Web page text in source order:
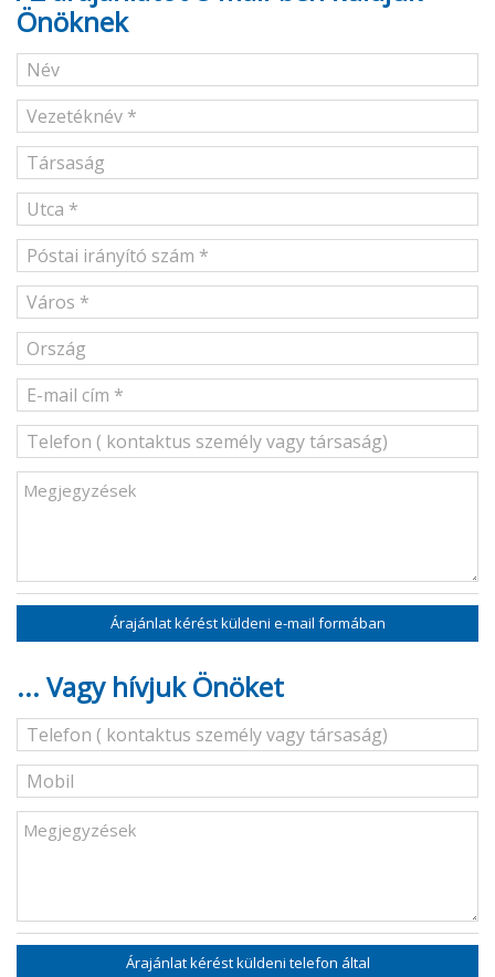
Önöknek
Árajánlat kérést küldeni e-mail formában
... Vagy hívjuk Önöket
Árajánlat kérést küldeni telefon által